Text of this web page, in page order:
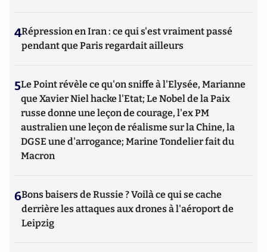
4Répression en Iran : ce qui s'est vraiment passé
pendant que Paris regardait ailleurs
5Le Point révèle ce qu'on sniffe à l'Elysée, Marianne
que Xavier Niel hacke l'Etat; Le Nobel de la Paix
russe donne une leçon de courage, l'ex PM
australien une leçon de réalisme sur la Chine, la
DGSE une d'arrogance; Marine Tondelier fait du
Macron
6Bons baisers de Russie ? Voilà ce qui se cache
derrière les attaques aux drones à l'aéroport de
Leipzig